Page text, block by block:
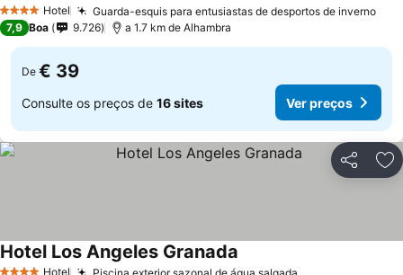
4 EstrelasHotel Guarda-esquis para entusiastas de desportos de inverno
7,9 Boa 9.726 a 1.7 km de Alhambra
De € 39
Consulte os preços de 16 sites Ver preços
Partilhar
Hotel Piscina exterior sazonal de água salgada
Hotel Los Angeles Granada